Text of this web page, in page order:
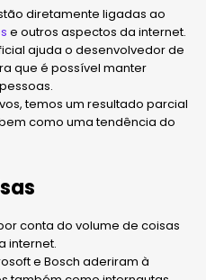
diretamente ligadas ao
e outros aspectos da internet.
ajuda o desenvolvedor de
que é possível manter
temos um resultado parcial
como uma tendência do
conta do volume de coisas
internet.
e Bosch aderiram à